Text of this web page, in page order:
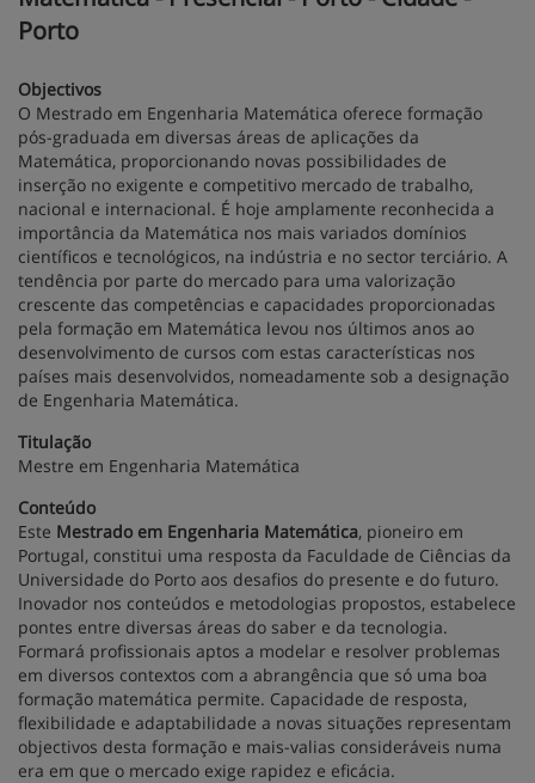
Porto
Objectivos
O Mestrado em Engenharia Matemática oferece formação
pós-graduada em diversas áreas de aplicações da
Matemática, proporcionando novas possibilidades de
inserção no exigente e competitivo mercado de trabalho,
nacional e internacional. É hoje amplamente reconhecida a
importância da Matemática nos mais variados domínios
científicos e tecnológicos, na indústria e no sector terciário. A
tendência por parte do mercado para uma valorização
crescente das competências e capacidades proporcionadas
pela formação em Matemática levou nos últimos anos ao
desenvolvimento de cursos com estas características nos
países mais desenvolvidos, nomeadamente sob a designação
de Engenharia Matemática.
Titulação
Mestre em Engenharia Matemática
Conteúdo
Este Mestrado em Engenharia Matemática, pioneiro em
Portugal, constitui uma resposta da Faculdade de Ciências da
Universidade do Porto aos desafios do presente e do futuro.
Inovador nos conteúdos e metodologias propostos, estabelece
pontes entre diversas áreas do saber e da tecnologia.
Formará profissionais aptos a modelar e resolver problemas
em diversos contextos com a abrangência que só uma boa
formação matemática permite. Capacidade de resposta,
flexibilidade e adaptabilidade a novas situações representam
objectivos desta formação e mais-valias consideráveis numa
era em que o mercado exige rapidez e eficácia.